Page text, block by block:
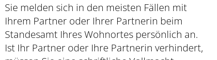
Sie melden sich in den meisten Fällen mit
Ihrem Partner oder Ihrer Partnerin beim
Standesamt Ihres Wohnortes persönlich an.
Ist Ihr Partner oder Ihre Partnerin verhindert,